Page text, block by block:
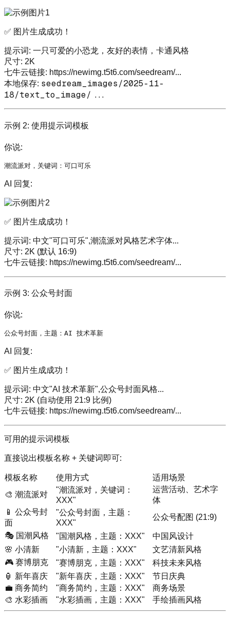
✅ 图片生成成功！
提示词: 一只可爱的小恐龙，友好的表情，卡通风格
尺寸: 2K
七牛云链接: https://newimg.t5t6.com/seedream/...
本地保存: seedream_images/2025-11-
18/text_to_image/...
示例 2: 使用提示词模板
你说:
AI 回复:
✅ 图片生成成功！
提示词: 中文"可口可乐",潮流派对风格艺术字体...
尺寸: 2K (默认 16:9)
七牛云链接: https://newimg.t5t6.com/seedream/...
示例 3: 公众号封面
你说:
AI 回复:
✅ 图片生成成功！
提示词: 中文"AI 技术革新",公众号封面风格...
尺寸: 2K (自动使用 21:9 比例)
七牛云链接: https://newimg.t5t6.com/seedream/...
可用的提示词模板
直接说出模板名称 + 关键词即可:
模板名称 使用方式
适用场景
🎨 潮流派对
"潮流派对，关键词：
XXX"
运营活动、艺术字
体
📱 公众号封
面
"公众号封面，主题：
XXX"
公众号配图 (21:9)
🎭 国潮风格 "国潮风格，主题：XXX"
中国风设计
🌸 小清新 "小清新，主题：XXX"
文艺清新风格
🎮 赛博朋克 "赛博朋克，主题：XXX"
科技未来风格
🏮 新年喜庆 "新年喜庆，主题：XXX"
节日庆典
💼 商务简约 "商务简约，主题：XXX"
商务场景
🎨 水彩插画 "水彩插画，主题：XXX" 手绘插画风格